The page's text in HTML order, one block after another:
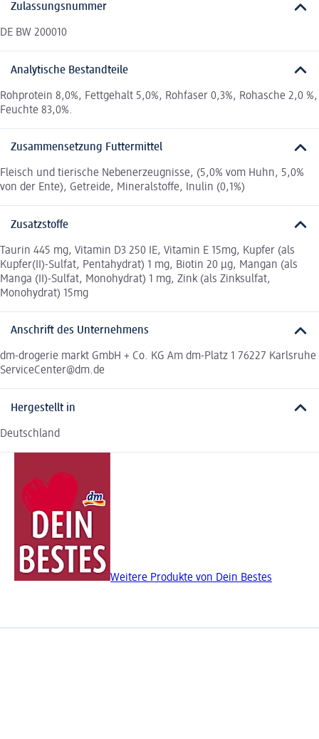
Zulassungsnummer
DE BW 200010
Analytische Bestandteile
Rohprotein 8,0%, Fettgehalt 5,0%, Rohfaser 0,3%, Rohasche 2,0 %,
Feuchte 83,0%.
Zusammensetzung Futtermittel
Fleisch und tierische Nebenerzeugnisse, (5,0% vom Huhn, 5,0%
von der Ente), Getreide, Mineralstoffe, Inulin (0,1%)
Zusatzstoffe
Taurin 445 mg, Vitamin D3 250 IE, Vitamin E 15mg, Kupfer (als
Kupfer(II)-Sulfat, Pentahydrat) 1 mg, Biotin 20 µg, Mangan (als
Manga (II)-Sulfat, Monohydrat) 1 mg, Zink (als Zinksulfat,
Monohydrat) 15mg
Anschrift des Unternehmens
dm-drogerie markt GmbH + Co. KG Am dm-Platz 1 76227 Karlsruhe
ServiceCenter@dm.de
Hergestellt in
Deutschland
Weitere Produkte von Dein Bestes